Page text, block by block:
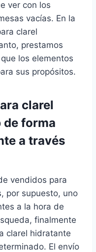
ver con los
vacías. En la
clarel
prestamos
los elementos
sus propósitos.
clarel
forma
a través
vendidos para
por supuesto, uno
a la hora de
finalmente
clarel hidratante
El envío